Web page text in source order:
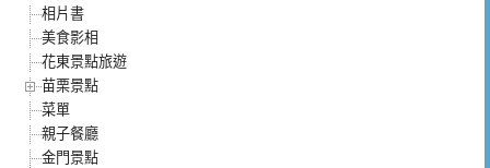
相片書
美食影相
花東景點旅遊
苗栗景點
菜單
親子餐廳
金門景點